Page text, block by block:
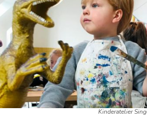
Kinderatelier